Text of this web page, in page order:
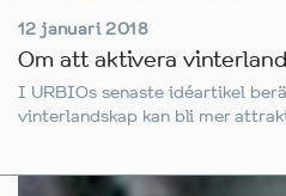
12 januari 2018
Om att aktivera
I URBIOs senaste idéartikel
vinterlandskap kan bli mer